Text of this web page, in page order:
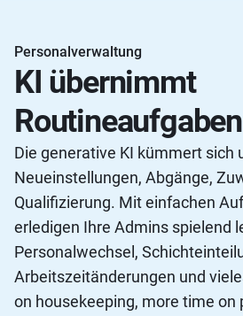
Personalverwaltung
KI übernimmt
Routineaufgaben
Die generative KI kümmert sich
Neueinstellungen, Abgänge,
Qualifizierung. Mit einfachen
erledigen Ihre Admins spielend
Personalwechsel,
Arbeitszeitänderungen und
on housekeeping, more time on